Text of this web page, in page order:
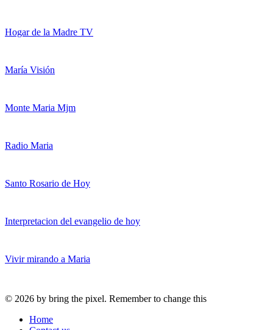
Hogar de la Madre TV
María Visión
Monte Maria Mjm
Radio Maria
Santo Rosario de Hoy
Interpretacion del evangelio de hoy
Vivir mirando a Maria
© 2026 by bring the pixel. Remember to change this
Home